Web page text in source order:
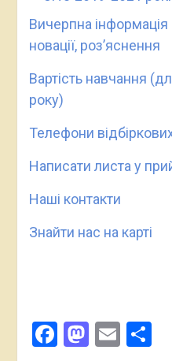
Вичерпна
новації, роз’яснення
Вартість навчання
року)
Телефони
Написати листа у
Наші контакти
Знайти нас на карті
Facebook
Email